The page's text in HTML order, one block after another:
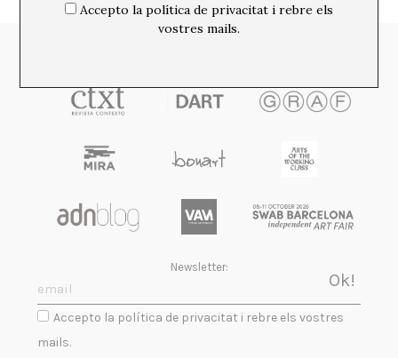
Newsletter:
Accepto la política de privacitat i rebre els vostres
mails.
Accepto la política de privacitat i rebre els
vostres mails.